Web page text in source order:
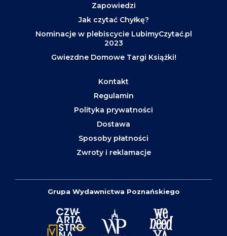
Zapowiedzi
Jak czytać Chyłkę?
Nominacje w plebiscycie LubimyCzytać.pl
2023
Gwiezdne Domowe Targi Książki!
Kontakt
Regulamin
Polityka prywatności
Dostawa
Sposoby płatności
Zwroty i reklamacje
Grupa Wydawnictwa Poznańskiego